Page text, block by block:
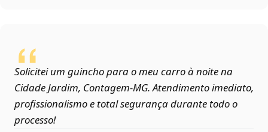
Solicitei um guincho para o meu carro à noite na
Cidade Jardim, Contagem‑MG. Atendimento imediato,
profissionalismo e total segurança durante todo o
processo!